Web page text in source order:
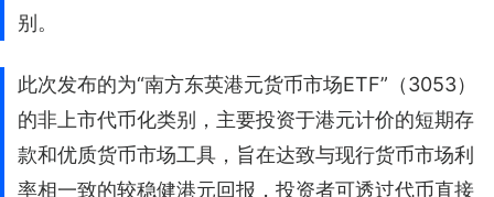
别。
此次发布的为“南方东英港元货币市场ETF”（3053）
的非上市代币化类别，主要投资于港元计价的短期存
款和优质货币市场工具，旨在达致与现行货币市场利
率相一致的较稳健港元回报，投资者可透过代币直接